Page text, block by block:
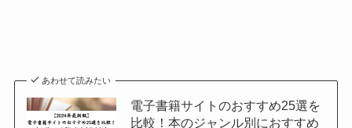
あわせて読みたい
電子書籍サイトのおすすめ25選を
比較！本のジャンル別におすすめ